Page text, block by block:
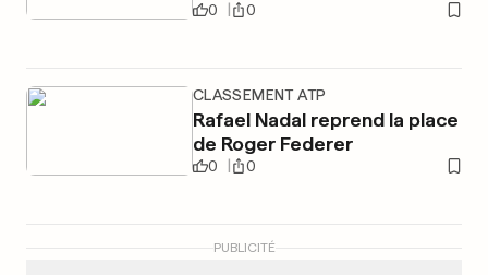
0 0
CLASSEMENT ATP
Rafael Nadal reprend la place
de Roger Federer
0 0
PUBLICITÉ